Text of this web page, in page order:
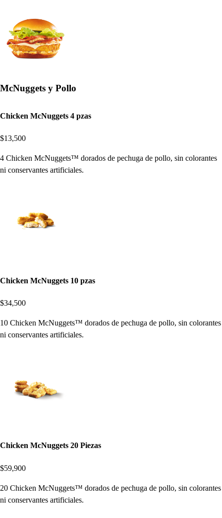
McNuggets y Pollo
Chicken McNuggets 4 pzas
$13,500
4 Chicken McNuggets™ dorados de pechuga de pollo, sin colorantes
ni conservantes artificiales.
Chicken McNuggets 10 pzas
$34,500
10 Chicken McNuggets™ dorados de pechuga de pollo, sin colorantes
ni conservantes artificiales.
Chicken McNuggets 20 Piezas
$59,900
20 Chicken McNuggets™ dorados de pechuga de pollo, sin colorantes
ni conservantes artificiales.